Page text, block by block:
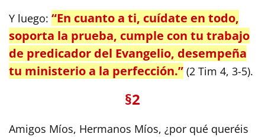
Y luego: “En cuanto a ti, cuídate en todo,
soporta la prueba, cumple con tu trabajo
de predicador del Evangelio, desempeña
tu ministerio a la perfección.” (2 Tim 4, 3-5).
§2
Amigos Míos, Hermanos Míos, ¿por qué queréis